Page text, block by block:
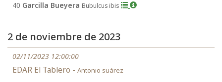
40 Garcilla Bueyera Bubulcus ibis
2 de noviembre de 2023
02/11/2023 12:00:00
EDAR El Tablero - Antonio suárez